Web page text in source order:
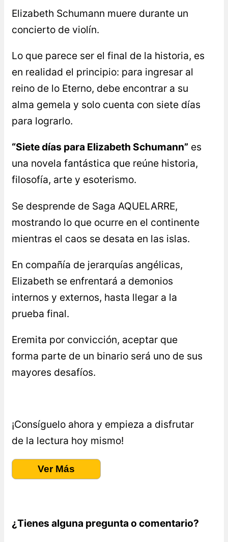
Elizabeth Schumann muere durante un
concierto de violín.
Lo que parece ser el final de la historia, es
en realidad el principio: para ingresar al
reino de lo Eterno, debe encontrar a su
alma gemela y solo cuenta con siete días
para lograrlo.
“Siete días para Elizabeth Schumann” es
una novela fantástica que reúne historia,
filosofía, arte y esoterismo.
Se desprende de Saga AQUELARRE,
mostrando lo que ocurre en el continente
mientras el caos se desata en las islas.
En compañía de jerarquías angélicas,
Elizabeth se enfrentará a demonios
internos y externos, hasta llegar a la
prueba final.
Eremita por convicción, aceptar que
forma parte de un binario será uno de sus
mayores desafíos.
¡Consíguelo ahora y empieza a disfrutar
de la lectura hoy mismo!
Ver Más
¿Tienes alguna pregunta o comentario?